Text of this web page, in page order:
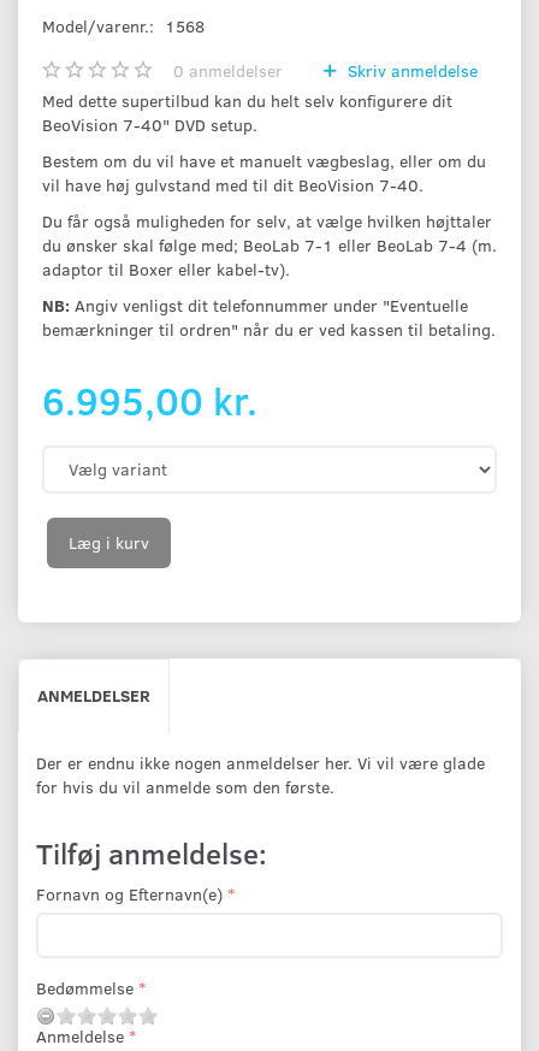
Model/varenr.:
1568
0 anmeldelser
Skriv anmeldelse
Med dette supertilbud kan du helt selv konfigurere dit
BeoVision 7-40" DVD setup.
Bestem om du vil have et manuelt vægbeslag, eller om du
vil have høj gulvstand med til dit BeoVision 7-40.
Du får også muligheden for selv, at vælge hvilken højttaler
du ønsker skal følge med; BeoLab 7-1 eller BeoLab 7-4 (m.
adaptor til Boxer eller kabel-tv).
NB: Angiv venligst dit telefonnummer under "Eventuelle
bemærkninger til ordren" når du er ved kassen til betaling.
6.995,00 kr.
Læg i kurv
ANMELDELSER
Der er endnu ikke nogen anmeldelser her. Vi vil være glade
for hvis du vil anmelde som den første.
Tilføj anmeldelse:
Fornavn og Efternavn(e)
Bedømmelse
Anmeldelse